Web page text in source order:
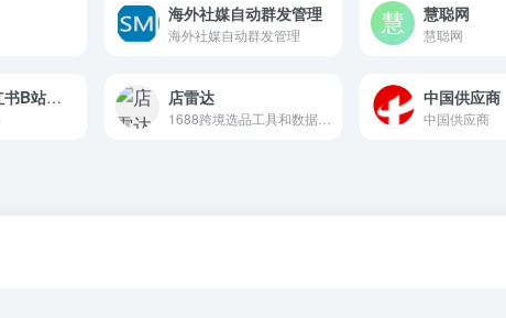
海外社媒自动群发管理
海外社媒自动群发管理
慧聪网
慧聪网
抖音微信小红书B站加粉点赞投票 店雷达
1688跨境选品工具和数据分析运营插件
中国供应商
中国供应商